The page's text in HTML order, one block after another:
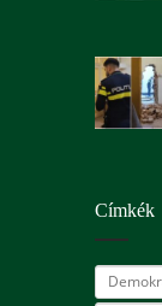
Címkék